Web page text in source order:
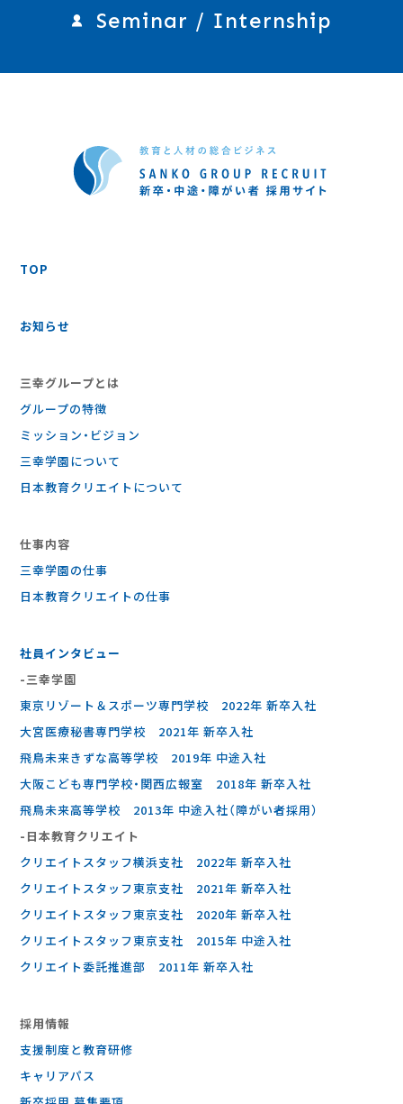
Seminar / Internship
TOP
お知らせ
三幸グループとは
グループの特徴
ミッション・ビジョン
三幸学園について
日本教育クリエイトについて
仕事内容
三幸学園の仕事
⽇本教育クリエイトの仕事
社員インタビュー
-三幸学園
東京リゾート＆スポーツ専門学校 2022年 新卒入社
大宮医療秘書専門学校 2021年 新卒入社
飛鳥未来きずな高等学校 2019年 中途入社
大阪こども専門学校・関西広報室 2018年 新卒入社
飛鳥未来高等学校 2013年 中途入社（障がい者採用）
-⽇本教育クリエイト
クリエイトスタッフ横浜支社 2022年 新卒入社
クリエイトスタッフ東京支社 2021年 新卒入社
クリエイトスタッフ東京支社 2020年 新卒入社
クリエイトスタッフ東京支社 2015年 中途入社
クリエイト委託推進部 2011年 新卒入社
採⽤情報
支援制度と教育研修
キャリアパス